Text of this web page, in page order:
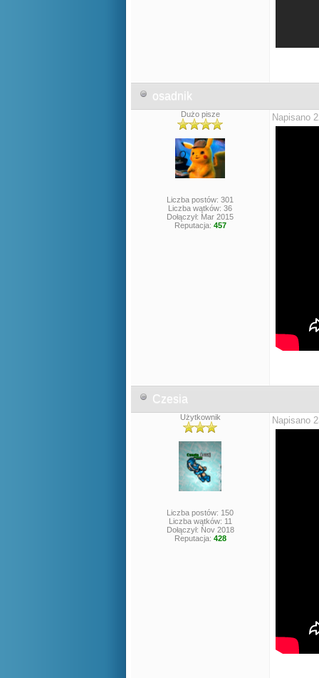
osadnik
Dużo pisze
Liczba postów: 301
Liczba wątków: 36
Dołączył: Mar 2015
Reputacja: 457
Napisano
Czesia
Użytkownik
Liczba postów: 150
Liczba wątków: 11
Dołączył: Nov 2018
Reputacja: 428
Napisano